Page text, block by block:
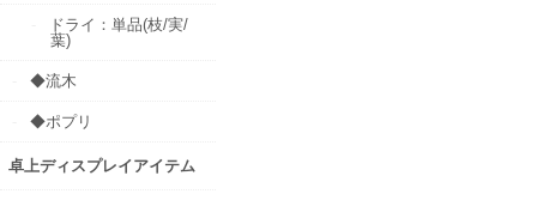
ドライ：単品(枝/実/
葉)
◆流木
◆ポプリ
卓上ディスプレイアイテム